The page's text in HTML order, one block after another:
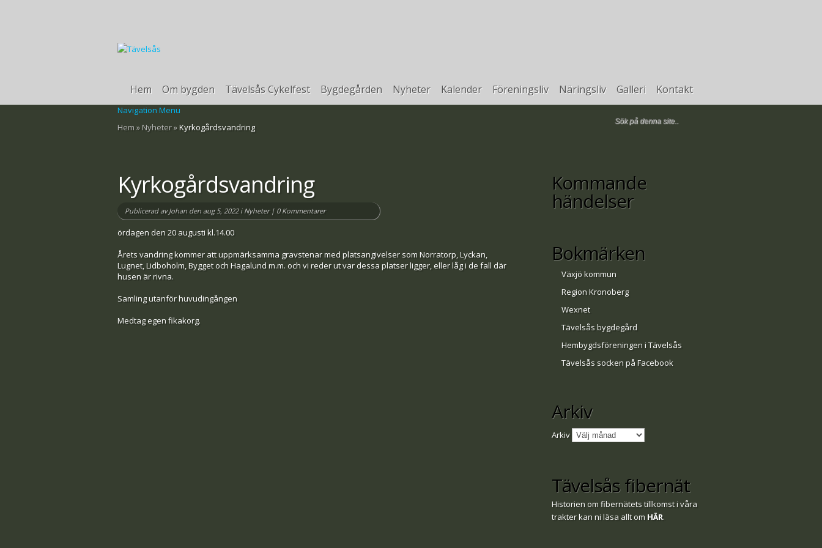
Hem Om bygden Tävelsås Cykelfest Bygdegården Nyheter Kalender Föreningsliv Näringsliv Galleri Kontakt
Navigation Menu
Hem » Nyheter»Kyrkogårdsvandring
Kyrkogårdsvandring
Publicerad avJohan den aug 5, 2022 i Nyheter| 0 Kommentarer
ördagen den 20 augusti kl.14.00
Årets vandring kommer att uppmärksamma gravstenar med platsangivelser som Norratorp, Lyckan,
Lugnet, Lidboholm, Bygget och Hagalund m.m. och vi reder ut var dessa platser ligger, eller låg i de fall där
husen är rivna.
Samling utanför huvudingången
Medtag egen fikakorg.
Kommande
händelser
Bokmärken
Växjö kommun
Region Kronoberg
Wexnet
Tävelsås bygdegård
Hembygdsföreningen i Tävelsås
Tävelsås socken på Facebook
Arkiv
Arkiv
Tävelsås fibernät
Historien om fibernätets tillkomst i våra
trakter kan ni läsa allt om HÄR.